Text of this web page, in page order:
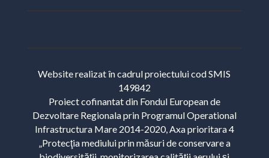
Website realizat în cadrul proiectului cod SMIS
149842
Proiect cofinantat din Fondul European de
Dezvoltare Regionala prin Programul Operational
Infrastructura Mare 2014-2020, Axa prioritara 4
„Protecţia mediului prin măsuri de conservare a